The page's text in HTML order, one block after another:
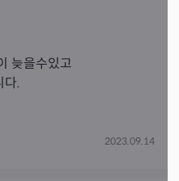
늦을수있고
다.
2023.09.14